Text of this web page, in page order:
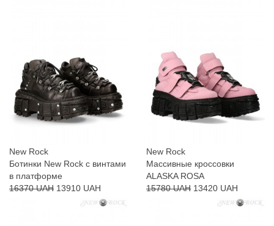
New Rock
Ботинки New Rock с винтами
в платформе
16370 UAH 13910 UAH
New Rock
Массивные кроссовки
ALASKA ROSA
15780 UAH 13420 UAH